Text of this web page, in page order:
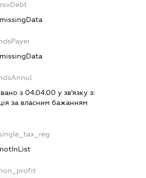
з 04.04.00 у зв'язку з:
за власним бажанням